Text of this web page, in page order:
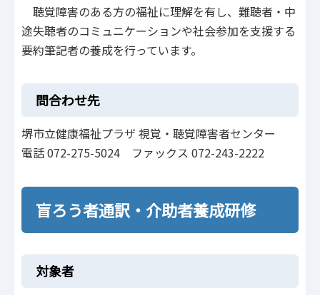
聴覚障害のある方の福祉に理解を有し、難聴者・中
途失聴者のコミュニケーションや社会参加を支援する
要約筆記者の養成を行っています。
問合わせ先
堺市立健康福祉プラザ 視覚・聴覚障害者センター
電話 072-275-5024 ファックス 072-243-2222
盲ろう者通訳・介助者養成研修
対象者